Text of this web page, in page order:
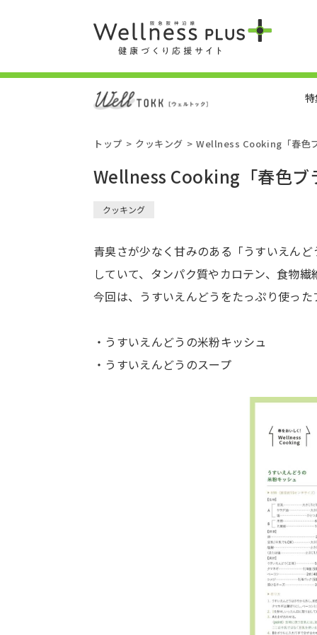
トップ クッキング Wellness Cooking「春色
Wellness Cooking「春色ブ
クッキング
青臭さが少なく甘みのある「うすいえん
していて、タンパク質やカロテン、食物
今回は、うすいえんどうをたっぷり使っ
・うすいえんどうの米粉キッシュ
・うすいえんどうのスープ